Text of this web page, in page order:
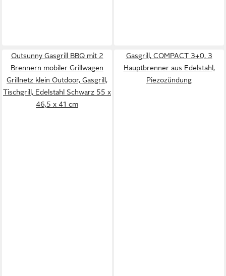
Outsunny Gasgrill BBQ mit 2
Brennern mobiler Grillwagen
Grillnetz klein Outdoor, Gasgrill,
Tischgrill, Edelstahl Schwarz 55 x
46,5 x 41 cm
Gasgrill, COMPACT 3+0, 3
Hauptbrenner aus Edelstahl,
Piezozündung